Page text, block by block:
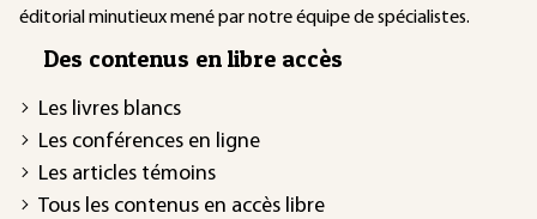
éditorial minutieux mené par notre équipe de spécialistes.
Des contenus en libre accès
Les livres blancs
Les conférences en ligne
Les articles témoins
Tous les contenus en accès libre